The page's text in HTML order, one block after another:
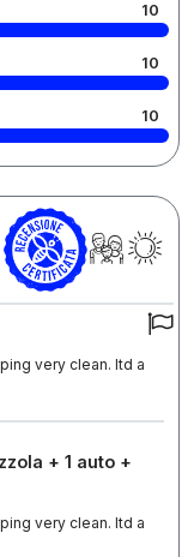
10
10
10
very clean. Itd a
+ 1 auto +
very clean. Itd a